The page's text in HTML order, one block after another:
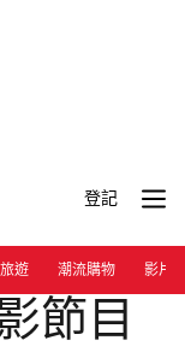
登記
旅遊 潮流購物 影片
節目